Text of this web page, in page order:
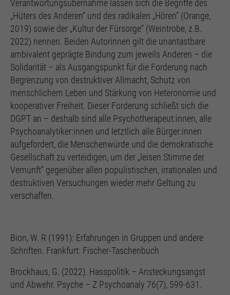
Verantwortungsübernahme lassen sich die Begriffe des
„Hüters des Anderen“ und des radikalen „Hören“ (Orange,
2019) sowie der „Kultur der Fürsorge“ (Weintrobe, z.B.
2022) nennen. Beiden Autorinnen gilt die unantastbare
ambivalent geprägte Bindung zum jeweils Anderen – die
Solidarität – als Ausgangspunkt für die Forderung nach
Begrenzung von destruktiver Allmacht, Schutz von
menschlichem Leben und Stärkung von Heteronomie und
kooperativer Freiheit. Dieser Forderung schließt sich die
DGPT an – deshalb sind alle Psychotherapeut:innen, alle
Psychoanalytiker:innen und letztlich alle Bürger:innen
aufgefordert, die Menschenwürde und die demokratische
Gesellschaft zu verteidigen, um der „leisen Stimme der
Vernunft“ gegenüber allen populistischen, irrationalen und
destruktiven Versuchungen wieder mehr Geltung zu
verschaffen.
Bion, W. R (1991): Erfahrungen in Gruppen und andere
Schriften. Frankfurt: Fischer-Taschenbuch
Brockhaus, G. (2022). Hasspolitik – Ansteckungsangst
und Abwehr. Psyche – Z Psychoanaly 76(7), 599-631.